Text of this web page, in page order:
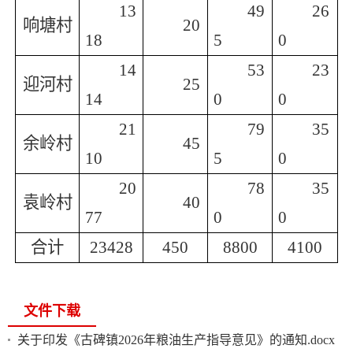
响塘村
13
18
20
49
5
26
0
迎河村
14
14
25
53
0
23
0
余岭村
21
10
45
79
5
35
0
袁岭村
20
77
40
78
0
35
0
合计
23428 450 8800 4100
文件下载
关于印发《古碑镇2026年粮油生产指导意见》的通知.docx